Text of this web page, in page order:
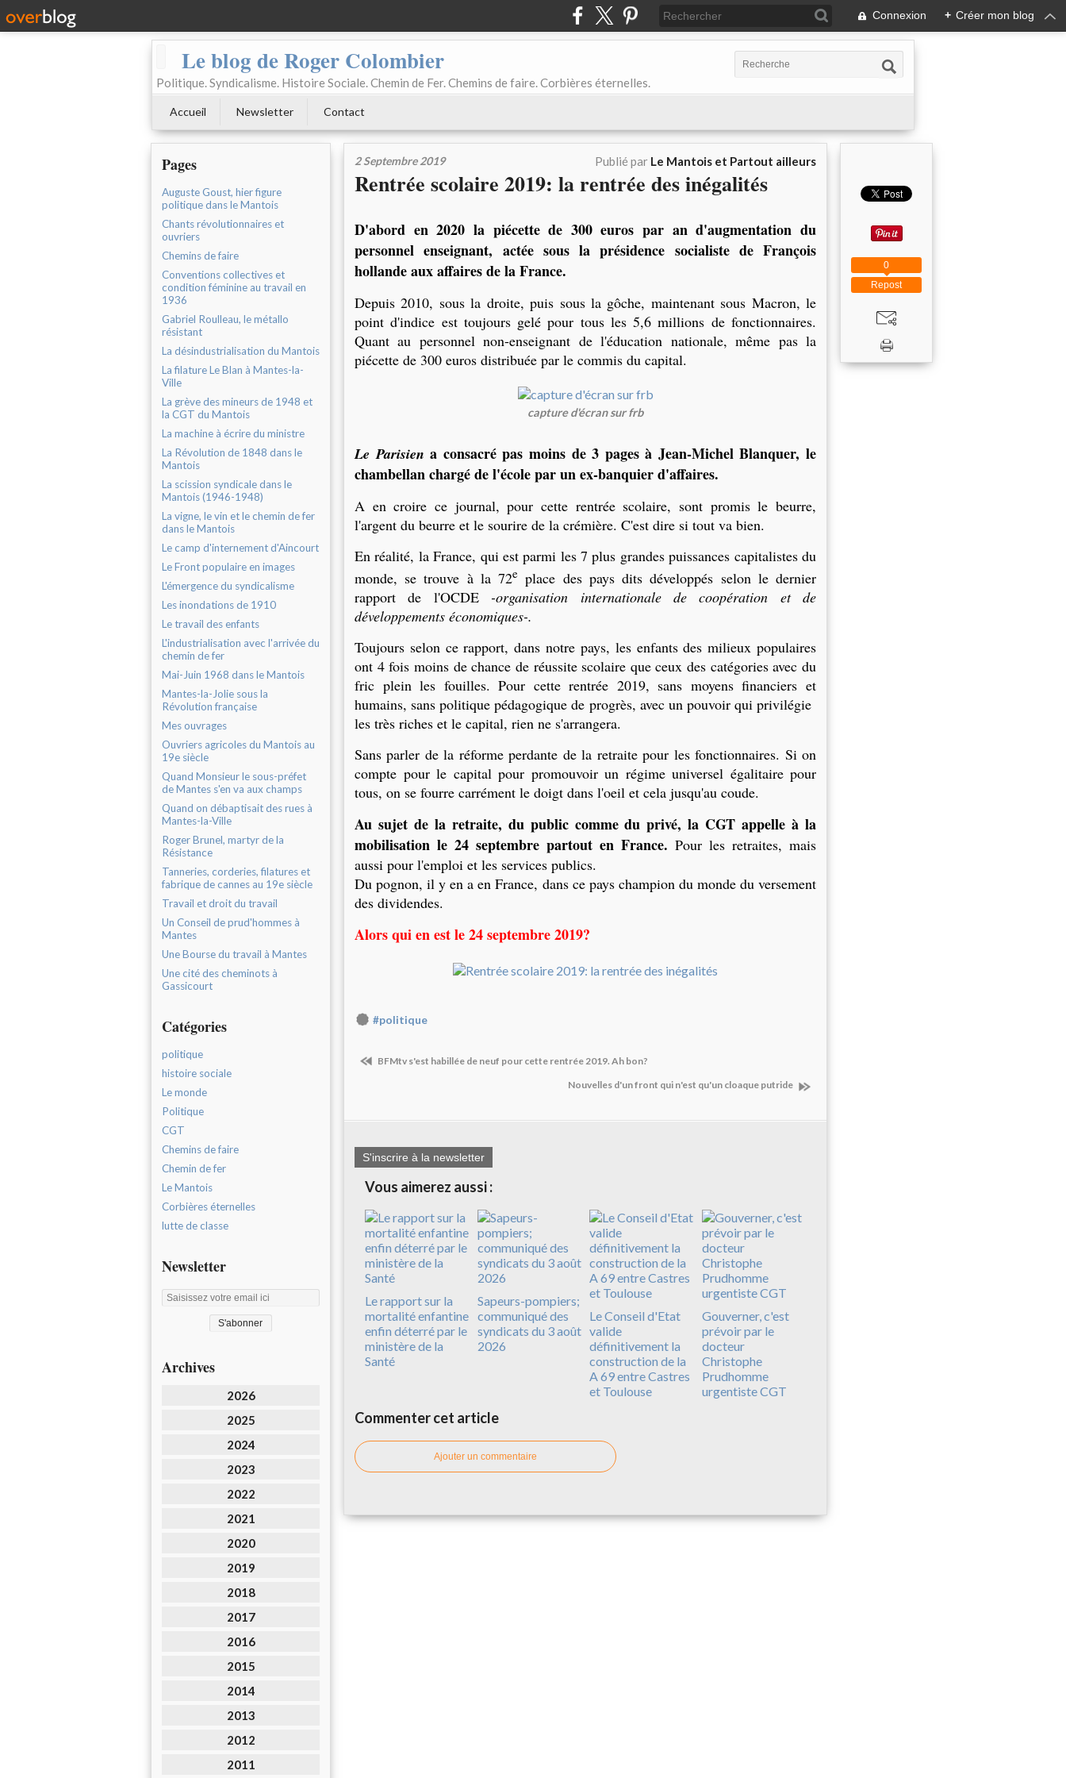
Connexion + Créer mon blog
Le blog de Roger Colombier
Politique. Syndicalisme. Histoire Sociale. Chemin de Fer. Chemins de faire. Corbières éternelles.
Accueil Newsletter Contact
Pages
Auguste Goust, hier figure
politique dans le Mantois
Chants révolutionnaires et
ouvriers
Chemins de faire
Conventions collectives et
condition féminine au travail en
1936
Gabriel Roulleau, le métallo
résistant
La désindustrialisation du Mantois
La filature Le Blan à Mantes-la-
Ville
La grève des mineurs de 1948 et
la CGT du Mantois
La machine à écrire du ministre
La Révolution de 1848 dans le
Mantois
La scission syndicale dans le
Mantois (1946-1948)
La vigne, le vin et le chemin de fer
dans le Mantois
Le camp d'internement d'Aincourt
Le Front populaire en images
L'émergence du syndicalisme
Les inondations de 1910
Le travail des enfants
L'industrialisation avec l'arrivée du
chemin de fer
Mai-Juin 1968 dans le Mantois
Mantes-la-Jolie sous la
Révolution française
Mes ouvrages
Ouvriers agricoles du Mantois au
19e siècle
Quand Monsieur le sous-préfet
de Mantes s'en va aux champs
Quand on débaptisait des rues à
Mantes-la-Ville
Roger Brunel, martyr de la
Résistance
Tanneries, corderies, filatures et
fabrique de cannes au 19e siècle
Travail et droit du travail
Un Conseil de prud'hommes à
Mantes
Une Bourse du travail à Mantes
Une cité des cheminots à
Gassicourt
Catégories
politique
histoire sociale
Le monde
Politique
CGT
Chemins de faire
Chemin de fer
Le Mantois
Corbières éternelles
lutte de classe
Newsletter
Archives
2026
2025
2024
2023
2022
2021
2020
2019
2018
2017
2016
2015
2014
2013
2012
2011
2 Septembre 2019 Publié par Le Mantois et Partout ailleurs
Rentrée scolaire 2019: la rentrée des inégalités
D'abord en 2020 la piécette de 300 euros par an d'augmentation du
personnel enseignant, actée sous la présidence socialiste de François
hollande aux affaires de la France.
Depuis 2010, sous la droite, puis sous la gôche, maintenant sous Macron, le
point d'indice est toujours gelé pour tous les 5,6 millions de fonctionnaires.
Quant au personnel non-enseignant de l'éducation nationale, même pas la
piécette de 300 euros distribuée par le commis du capital.
capture d'écran sur frb
Le Parisien a consacré pas moins de 3 pages à Jean-Michel Blanquer, le
chambellan chargé de l'école par un ex-banquier d'affaires.
A en croire ce journal, pour cette rentrée scolaire, sont promis le beurre,
l'argent du beurre et le sourire de la crémière. C'est dire si tout va bien.
En réalité, la France, qui est parmi les 7 plus grandes puissances capitalistes du
monde, se trouve à la 72e place des pays dits développés selon le dernier
rapport de l'OCDE -organisation internationale de coopération et de
développements économiques-.
Toujours selon ce rapport, dans notre pays, les enfants des milieux populaires
ont 4 fois moins de chance de réussite scolaire que ceux des catégories avec du
fric plein les fouilles. Pour cette rentrée 2019, sans moyens financiers et
humains, sans politique pédagogique de progrès, avec un pouvoir qui privilégie
les très riches et le capital, rien ne s'arrangera.
Sans parler de la réforme perdante de la retraite pour les fonctionnaires. Si on
compte pour le capital pour promouvoir un régime universel égalitaire pour
tous, on se fourre carrément le doigt dans l'oeil et cela jusqu'au coude.
Au sujet de la retraite, du public comme du privé, la CGT appelle à la
mobilisation le 24 septembre partout en France. Pour les retraites, mais
aussi pour l'emploi et les services publics.
Du pognon, il y en a en France, dans ce pays champion du monde du versement
des dividendes.
Alors qui en est le 24 septembre 2019?
#politique
BFMtv s'est habillée de neuf pour cette rentrée 2019. Ah bon?
Nouvelles d'un front qui n'est qu'un cloaque putride
S'inscrire à la newsletter
Vous aimerez aussi :
Le rapport sur la
mortalité enfantine
enfin déterré par le
ministère de la
Santé
Sapeurs-pompiers;
communiqué des
syndicats du 3 août
2026
Le Conseil d'Etat
valide
définitivement la
construction de la
A 69 entre Castres
et Toulouse
Gouverner, c'est
prévoir par le
docteur
Christophe
Prudhomme
urgentiste CGT
Commenter cet article
Ajouter un commentaire
Repost
0